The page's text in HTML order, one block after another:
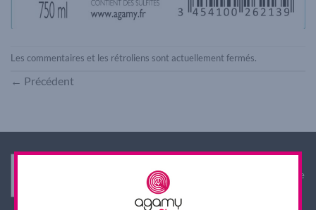
Les commentaires et les rétroliens sont actuellement fermés.
← Précédent
mineurs de moins de 18 ans. La preuve de majorité de
l'acheteur est exigée au moment de la vente en ligne.
L'abus d'alcool est dangereux pour la santé, à